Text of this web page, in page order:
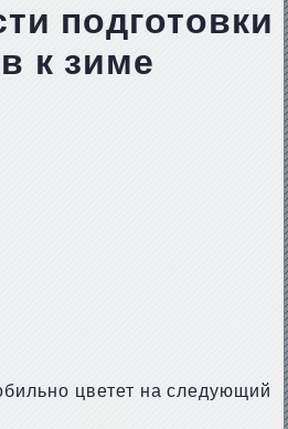
подготовки
к зиме
цветет на следующий